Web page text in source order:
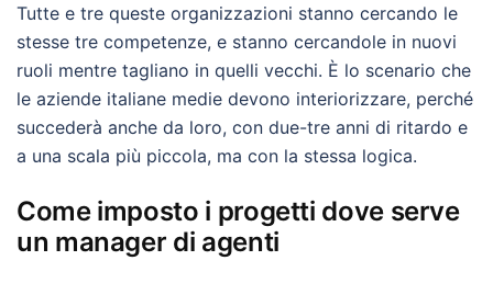
Tutte e tre queste organizzazioni stanno cercando le
stesse tre competenze, e stanno cercandole in nuovi
ruoli mentre tagliano in quelli vecchi. È lo scenario che
le aziende italiane medie devono interiorizzare, perché
succederà anche da loro, con due-tre anni di ritardo e
a una scala più piccola, ma con la stessa logica.
Come imposto i progetti dove serve
un manager di agenti